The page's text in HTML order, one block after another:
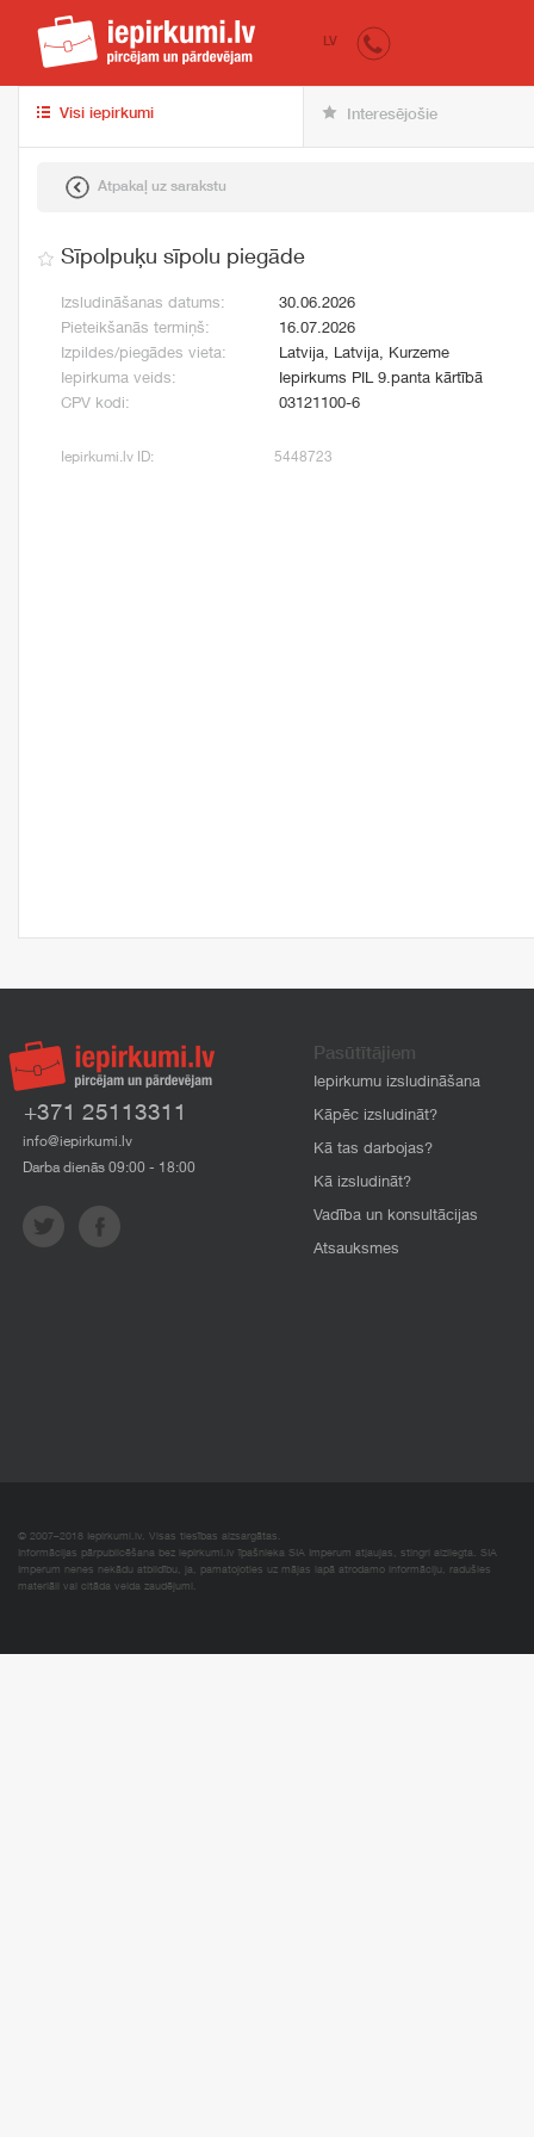
iepirkumi.lv
LV
Visi iepirkumi Interesējošie
Atpakaļ uz sarakstu
Sīpolpuķu sīpolu piegāde
Izsludināšanas datums:
30.06.2026
Pieteikšanās termiņš:
16.07.2026
Izpildes/piegādes vieta:
Latvija, Latvija, Kurzeme
Iepirkuma veids:
Iepirkums PIL 9.panta kārtībā
CPV kodi:
03121100-6
Iepirkumi.lv ID: 5448723
+371 25113311
info@iepirkumi.lv
Darba dienās 09:00 - 18:00
Pasūtītājiem
Iepirkumu izsludināšana
Kāpēc izsludināt?
Kā tas darbojas?
Kā izsludināt?
Vadība un konsultācijas
Atsauksmes
© 2007–2018 Iepirkumi.lv. Visas tiesības aizsargātas.
Informācijas pārpublicēšana bez iepirkumi.lv īpašnieka SIA Imperum atļaujas, stingri aizliegta. SIA
Imperum nenes nekādu atbildību, ja, pamatojoties uz mājas lapā atrodamo informāciju, radušies
materiāli vai citāda veida zaudējumi.